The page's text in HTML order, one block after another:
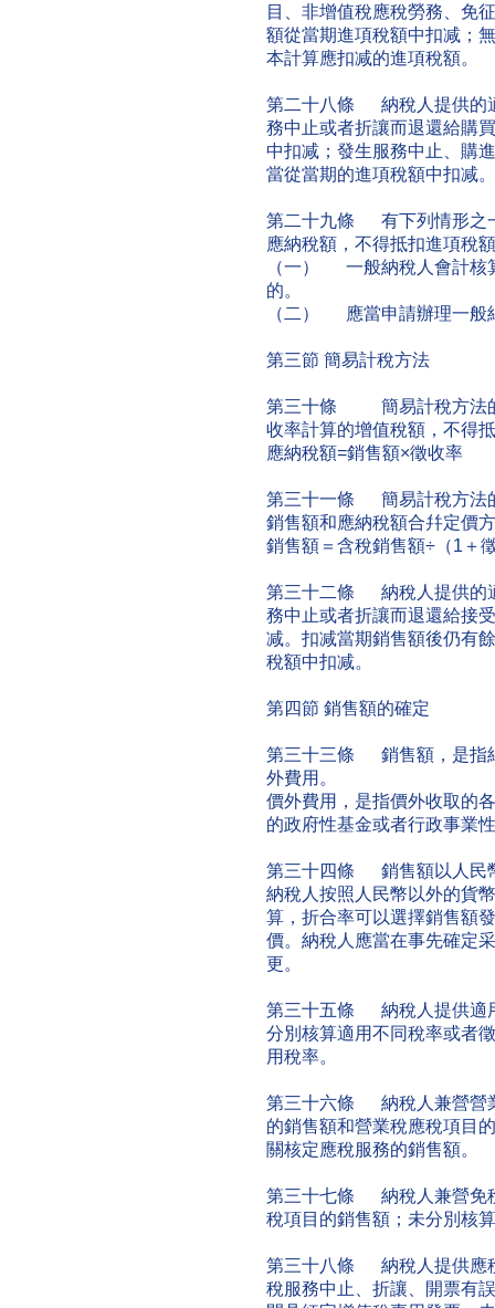
目、非增值稅應稅勞務、免
額從當期進項稅額中扣减；
本計算應扣减的進項稅額。
第二十八條 納稅人提供的
務中止或者折讓而退還給購
中扣减；發生服務中止、購
當從當期的進項稅額中扣减。
第二十九條 有下列情形之
應納稅額，不得抵扣進項稅
（一） 一般納稅人會計核
的。
（二） 應當申請辦理一般
第三節 簡易計稅方法
第三十條 簡易計稅方法的
收率計算的增值稅額，不得
應納稅額=銷售額×徵收率
第三十一條 簡易計稅方法
銷售額和應納稅額合幷定價
銷售額＝含稅銷售額÷（1＋
第三十二條 納稅人提供的
務中止或者折讓而退還給接
减。扣减當期銷售額後仍有
稅額中扣减。
第四節 銷售額的確定
第三十三條 銷售額，是指
外費用。
價外費用，是指價外收取的
的政府性基金或者行政事業
第三十四條 銷售額以人民
納稅人按照人民幣以外的貨
算，折合率可以選擇銷售額
價。納稅人應當在事先確定
更。
第三十五條 納稅人提供適
分別核算適用不同稅率或者
用稅率。
第三十六條 納稅人兼營營
的銷售額和營業稅應稅項目
關核定應稅服務的銷售額。
第三十七條 納稅人兼營免
稅項目的銷售額；未分別核
第三十八條 納稅人提供應
稅服務中止、折讓、開票有